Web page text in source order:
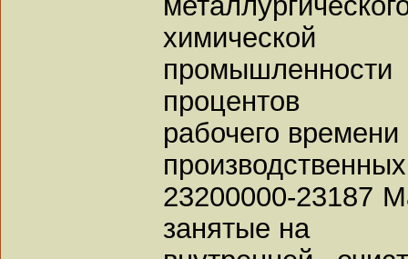
химической
процентов
рабочего
23200000-23187
занятые на